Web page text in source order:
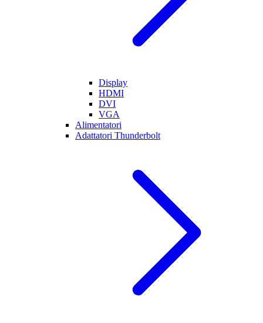
Display
HDMI
DVI
VGA
Alimentatori
Adattatori Thunderbolt